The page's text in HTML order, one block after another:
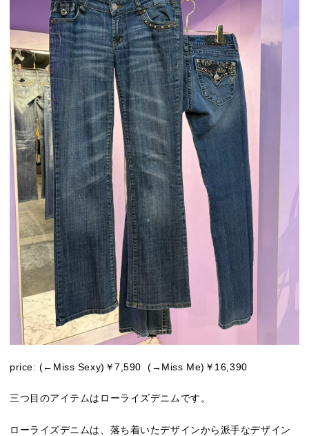
price: (←Miss Sexy)￥7,590 (→Miss Me)￥16,390
三つ目のアイテムはローライズデニムです。
ローライズデニムは、落ち着いたデザインから派手なデザイン